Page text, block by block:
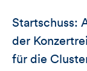
Startschuss:
der
für die